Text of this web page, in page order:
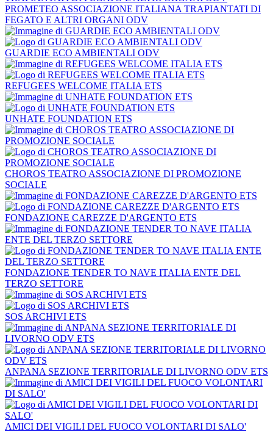
PROMETEO ASSOCIAZIONE ITALIANA TRAPIANTATI DI
FEGATO E ALTRI ORGANI ODV
GUARDIE ECO AMBIENTALI ODV
REFUGEES WELCOME ITALIA ETS
UNHATE FOUNDATION ETS
CHOROS TEATRO ASSOCIAZIONE DI PROMOZIONE
SOCIALE
FONDAZIONE CAREZZE D'ARGENTO ETS
FONDAZIONE TENDER TO NAVE ITALIA ENTE DEL
TERZO SETTORE
SOS ARCHIVI ETS
ANPANA SEZIONE TERRITORIALE DI LIVORNO ODV ETS
AMICI DEI VIGILI DEL FUOCO VOLONTARI DI SALO'